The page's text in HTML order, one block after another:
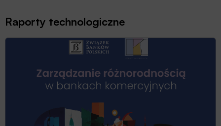
Raporty technologiczne